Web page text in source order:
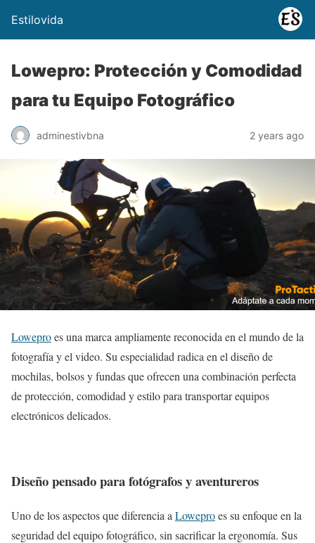
Estilovida
Lowepro: Protección y Comodidad
para tu Equipo Fotográfico
adminestivbna 2 years ago
Loweproes una marca ampliamente reconocida en el mundo de la
fotografía y el video. Su especialidad radica en el diseño de
mochilas, bolsos y fundas que ofrecen una combinación perfecta
de protección, comodidad y estilo para transportar equipos
electrónicos delicados.
Diseño pensado para fotógrafos y aventureros
Uno de los aspectos que diferencia a Loweproes su enfoque en la
seguridad del equipo fotográfico, sin sacrificar la ergonomía. Sus